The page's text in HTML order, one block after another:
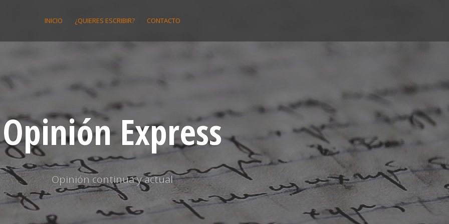
INICIO ¿QUIERES ESCRIBIR? CONTACTO
Opinión Express
Opinión continua y actual